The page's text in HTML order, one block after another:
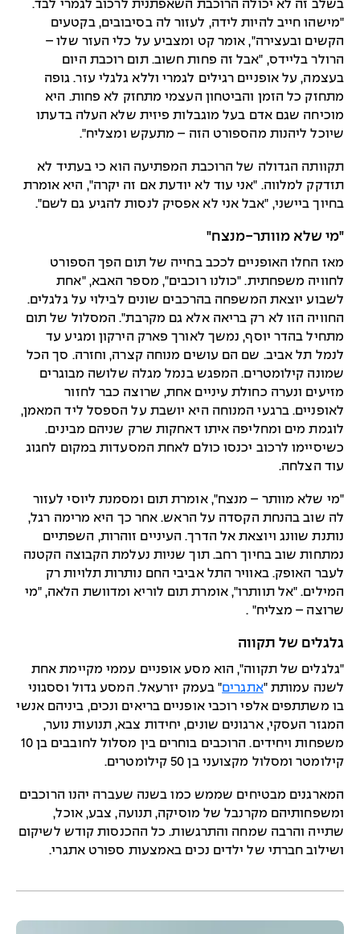
בשלב זה לא יכולה הרוכבת השאפתנית לרכוב לגמרי לבד.
"מישהו חייב להיות לידה, לעזור לה בסיבובים, בקטעים
הקשים ובעצירה", אומר קט ומצביע על כלי העזר שלו –
הרולר בליידס, "אבל זה פחות חשוב. תום רוכבת היום
בעצמה, על אופניים רגילים לגמרי וללא גלגלי עזר. גופה
מתחזק כל הזמן והביטחון העצמי מתחזק לא פחות. היא
מוכיחה שגם אדם בעל מוגבלות פיזית שלא העלה בדעתו
שיוכל ליהנות מהספורט הזה – מתעקש ומצליח".
תקוותה הגדולה של הרוכבת המפתיעה הוא כי בעתיד לא
תזדקק למלווה. "אני עוד לא יודעת אם זה יקרה", היא אומרת
בחיוך ביישני, "אבל אני לא אפסיק לנסות להגיע גם לשם".
"מי שלא מוותר-מנצח"
מאז החלו האופניים לככב בחייה של תום הפך הספורט
לחוויה משפחתית. "כולנו רוכבים", מספר האבא, "אחת
לשבוע יוצאת המשפחה בהרכבים שונים לבילוי על גלגלים.
החוויה הזו לא רק בריאה אלא גם מקרבת". המסלול של תום
מתחיל בהדר יוסף, נמשך לאורך פארק הירקון ומגיע עד
לנמל תל אביב. שם הם עושים מנוחה קצרה, וחזרה. סך הכל
שמונה קילומטרים. המפגש בנמל מגלה שלושה מבוגרים
מזיעים ונערה כחולת עיניים אחת, שרוצה כבר לחזור
לאופניים. ברגעי המנוחה היא יושבת על הספסל ליד המאמן,
לוגמת מים ומחליפה איתו דאחקות שרק שניהם מבינים.
כשיסיימו לרכוב יכנסו כולם לאחת המסעדות במקום לחגוג
עוד הצלחה.
"מי שלא מוותר – מנצח", אומרת תום ומסמנת ליוסי לעזור
לה שוב בהנחת הקסדה על הראש. אחר כך היא מרימה רגל,
נותנת שוונג ויוצאת אל הדרך. העיניים זוהרות, השפתיים
נמתחות שוב בחיוך רחב. תוך שניות נעלמת הקבוצה הקטנה
לעבר האופק. באוויר התל אביבי החם נותרות תלויות רק
המילים. "אל תוותרו", אומרת תום לוריא ומדוושת הלאה, "מי
שרוצה – מצליח" .
גלגלים של תקווה
"גלגלים של תקווה", הוא מסע אופניים עממי מקיימת אחת
לשנה עמותת "אתגרים" בעמק יזרעאל. המסע גדול וססגוני
בו משתתפים אלפי רוכבי אופניים בריאים ונכים, ביניהם אנשי
המגזר העסקי, ארגונים שונים, יחידות צבא, תנועות נוער,
משפחות ויחידים. הרוכבים בוחרים בין מסלול לחובבים בן 10
קילומטר ומסלול מקצועני בן 50 קילומטרים.
המארגנים מבטיחים שממש כמו בשנה שעברה יהנו הרוכבים
ומשפחותיהם מקרנבל של מוסיקה, תנועה, צבע, אוכל,
שתייה והרבה שמחה והתרגשות. כל ההכנסות קודש לשיקום
ושילוב חברתי של ילדים נכים באמצעות ספורט אתגרי.